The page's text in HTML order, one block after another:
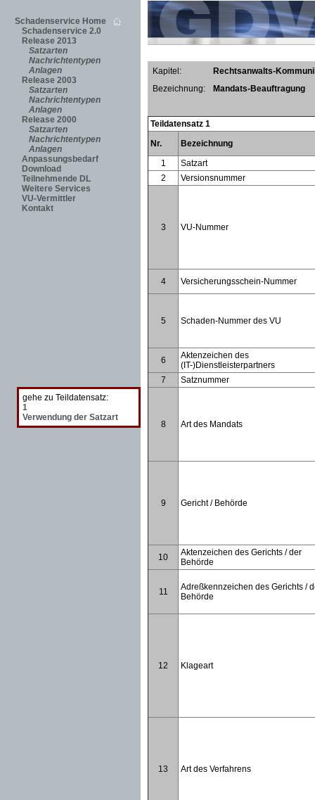
Schadenservice Home
Schadenservice 2.0
Release 2013
Satzarten
Nachrichtentypen
Anlagen
Release 2003
Satzarten
Nachrichtentypen
Anlagen
Release 2000
Satzarten
Nachrichtentypen
Anlagen
Anpassungsbedarf
Download
Teilnehmende DL
Weitere Services
VU-Vermittler
Kontakt
Kapitel:
Rechtsanwalts-
Bezeichnung:
Mandats-Beauftragung
Teildatensatz 1
gehe zu Teildatensatz:
1
Verwendung der Satzart
Nr.
Bezeichnung
1
Satzart
2
Versionsnummer
3 VU-Nummer
4 Versicherungsschein-Nummer
5 Schaden-Nummer des VU
6
Aktenzeichen des
(IT-)Dienstleisterpartners
7
Satznummer
8 Art des Mandats
9 Gericht / Behörde
10
Aktenzeichen des Gerichts / der
Behörde
11
Adreßkennzeichen des Gerichts /
Behörde
12 Klageart
13 Art des Verfahrens